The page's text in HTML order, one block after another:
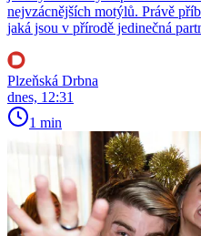
nejvzácnějších motýlů. Právě
jaká jsou v přírodě jedinečná
Plzeňská Drbna
dnes, 12:31
1 min